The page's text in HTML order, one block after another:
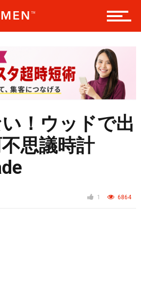
！ウッドで出
思議時計
1 6864